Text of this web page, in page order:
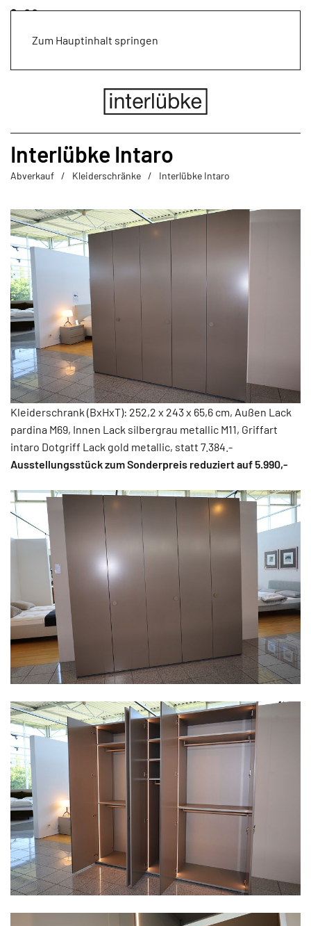
Zum Hauptinhalt springen
Interlübke Intaro
Abverkauf Kleiderschränke Interlübke Intaro
Kleiderschrank (BxHxT): 252,2 x 243 x 65,6 cm, Außen Lack
pardina M69, Innen Lack silbergrau metallic M11, Griffart
intaro Dotgriff Lack gold metallic, statt 7.384.-
Ausstellungsstück zum Sonderpreis reduziert auf 5.990,-